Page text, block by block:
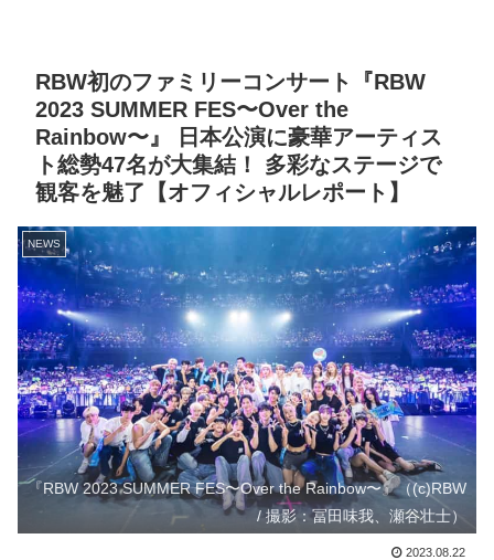
RBW初のファミリーコンサート『RBW
2023 SUMMER FES〜Over the
Rainbow〜』 日本公演に豪華アーティス
ト総勢47名が大集結！ 多彩なステージで
観客を魅了【オフィシャルレポート】
NEWS
『RBW 2023 SUMMER FES〜Over the Rainbow〜』（(c)RBW
/ 撮影：冨田味我、瀬谷壮士）
2023.08.22